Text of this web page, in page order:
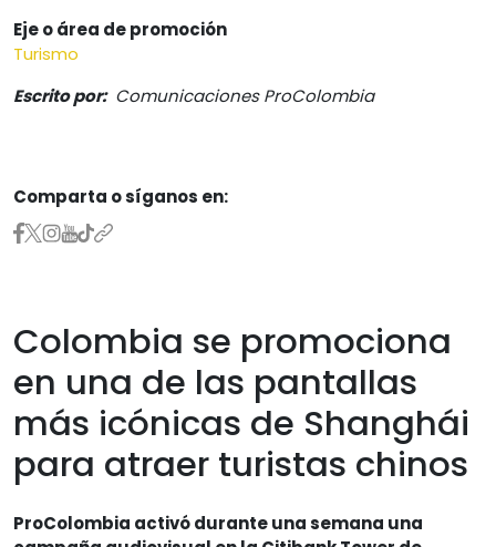
Eje o área de promoción
Turismo
Escrito por: Comunicaciones ProColombia
Comparta o síganos en:
Colombia se promociona
en una de las pantallas
más icónicas de Shanghái
para atraer turistas chinos
ProColombia activó durante una semana una